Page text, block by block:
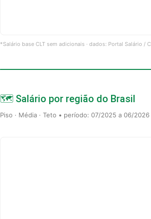
*Salário base CLT sem adicionais · dados: Portal Salário /
🗺️ Salário por região do Brasil
Piso · Média · Teto • período: 07/2025 a 06/2026